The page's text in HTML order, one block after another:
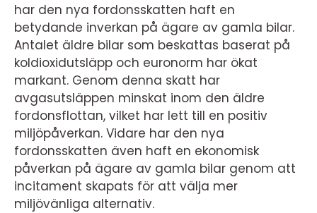
har den nya fordonsskatten haft en
betydande inverkan på ägare av gamla bilar.
Antalet äldre bilar som beskattas baserat på
koldioxidutsläpp och euronorm har ökat
markant. Genom denna skatt har
avgasutsläppen minskat inom den äldre
fordonsflottan, vilket har lett till en positiv
miljöpåverkan. Vidare har den nya
fordonsskatten även haft en ekonomisk
påverkan på ägare av gamla bilar genom att
incitament skapats för att välja mer
miljövänliga alternativ.